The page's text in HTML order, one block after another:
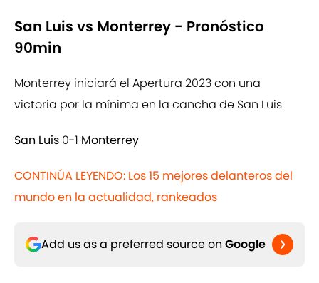
San Luis vs Monterrey - Pronóstico
90min
Monterrey iniciará el Apertura 2023 con una
victoria por la mínima en la cancha de San Luis
San Luis 0-1 Monterrey
CONTINÚA LEYENDO: Los 15 mejores delanteros del
mundo en la actualidad, rankeados
Add us as a preferred source on Google